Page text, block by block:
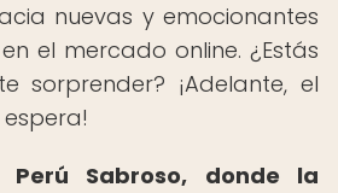
nuevas y emocionantes
el mercado online. ¿Estás
sorprender? ¡Adelante, el
Perú Sabroso, donde la